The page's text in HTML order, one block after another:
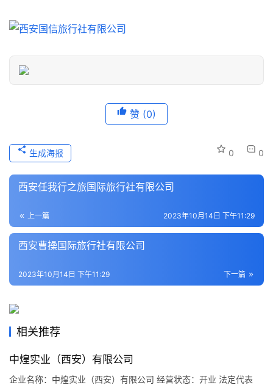
旅
信
息
化
导
游
地
生
旅
城
市
赞 (0)
0 0
生成海报
西安任我行之旅国际旅行社有限公司
上一篇 2023年10月14日 下午11:29
西安曹操国际旅行社有限公司
下一篇
2023年10月14日 下午11:29
相关推荐
中煌实业（西安）有限公司
企业名称：中煌实业（西安）有限公司 经营状态：开业 法定代表